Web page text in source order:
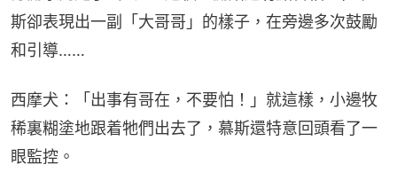
斯卻表現出一副「大哥哥」的樣子，在旁邊多次鼓勵
和引導……
西摩犬：「出事有哥在，不要怕！」就這樣，小邊牧
稀裏糊塗地跟着牠們出去了，慕斯還特意回頭看了一
眼監控。